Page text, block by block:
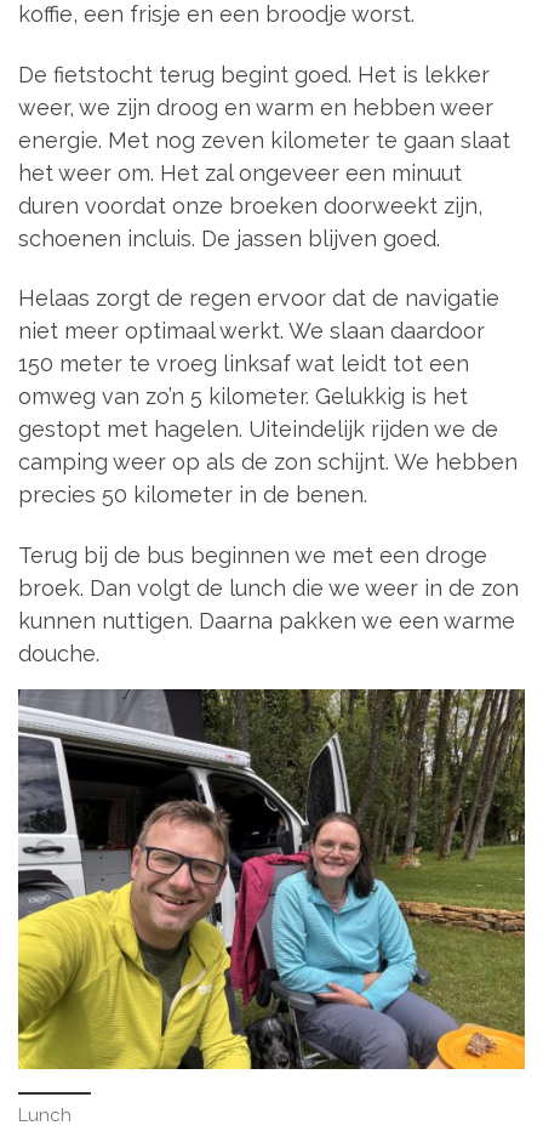
koffie, een frisje en een broodje worst.
De fietstocht terug begint goed. Het is lekker
weer, we zijn droog en warm en hebben weer
energie. Met nog zeven kilometer te gaan slaat
het weer om. Het zal ongeveer een minuut
duren voordat onze broeken doorweekt zijn,
schoenen incluis. De jassen blijven goed.
Helaas zorgt de regen ervoor dat de navigatie
niet meer optimaal werkt. We slaan daardoor
150 meter te vroeg linksaf wat leidt tot een
omweg van zo’n 5 kilometer. Gelukkig is het
gestopt met hagelen. Uiteindelijk rijden we de
camping weer op als de zon schijnt. We hebben
precies 50 kilometer in de benen.
Terug bij de bus beginnen we met een droge
broek. Dan volgt de lunch die we weer in de zon
kunnen nuttigen. Daarna pakken we een warme
douche.
Lunch